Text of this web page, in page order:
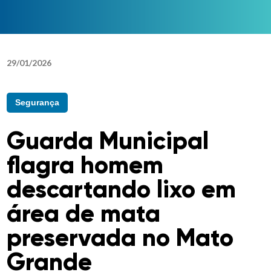
29/01/2026
Segurança
Guarda Municipal
flagra homem
descartando lixo em
área de mata
preservada no Mato
Grande